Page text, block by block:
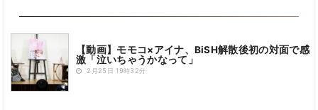
【動画】モモコ×アイナ、BiSH解散後初の対面で感
激「泣いちゃうかなって」
2月25日 19時32分